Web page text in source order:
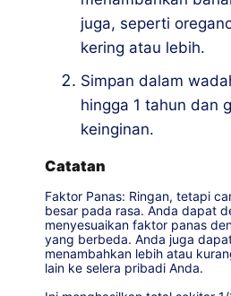
juga, seperti
kering atau lebih.
Simpan dalam
hingga 1 tahun dan
keinginan.
Catatan
Faktor Panas: Ringan, tetapi
besar pada rasa. Anda dapat
menyesuaikan faktor panas
yang berbeda. Anda juga
menambahkan lebih atau
lain ke selera pribadi Anda.